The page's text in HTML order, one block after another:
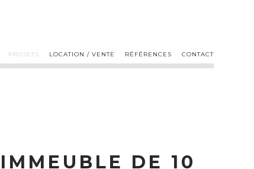
CONTACT
RÉFÉRENCES
LOCATION / VENTE
PROJETS
IMMEUBLE DE 10